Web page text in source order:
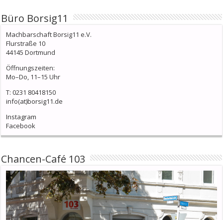
Büro Borsig11
Machbarschaft Borsig11 e.V.
Flurstraße 10
44145 Dortmund
Öffnungszeiten:
Mo–Do, 11–15 Uhr
T: 0231 80418150
info(at)borsig11.de
Instagram
Facebook
Chancen-Café 103